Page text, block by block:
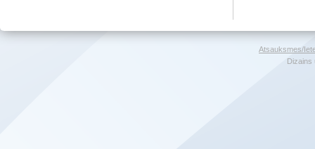
Atsauksmes/
Dizains